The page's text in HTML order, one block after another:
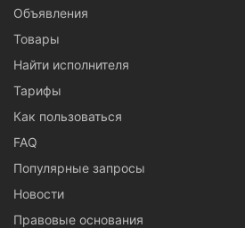
Объявления
Товары
Найти исполнителя
Тарифы
Как пользоваться
FAQ
Популярные запросы
Новости
Правовые основания